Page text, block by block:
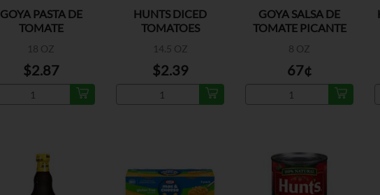
GOYA PASTA DE
TOMATE
18 OZ
$2.87
HUNTS DICED
TOMATOES
14.5 OZ
$2.39
GOYA SALSA DE
TOMATE PICANTE
8 OZ
67¢